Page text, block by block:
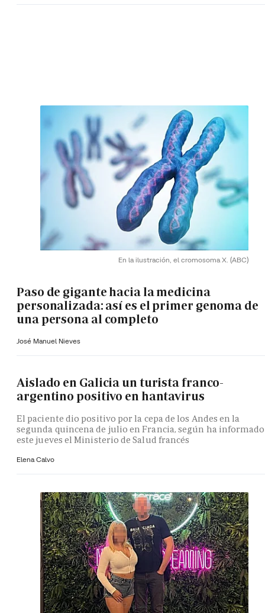
En la ilustración, el cromosoma X. (ABC)
Paso de gigante hacia la medicina
personalizada: así es el primer genoma de
una persona al completo
José Manuel Nieves
Aislado en Galicia un turista franco-
argentino positivo en hantavirus
El paciente dio positivo por la cepa de los Andes en la
segunda quincena de julio en Francia, según ha informado
este jueves el Ministerio de Salud francés
Elena Calvo